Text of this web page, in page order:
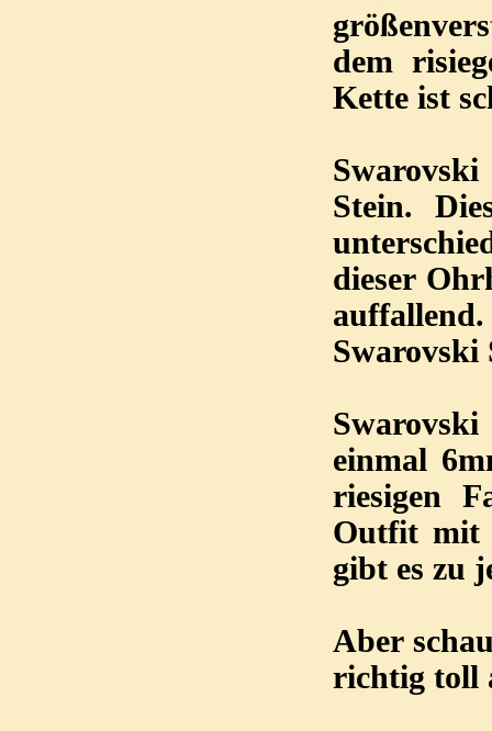
dem
Kette ist
Stein.
dieser
Swarovski
Swarovski
einmal
riesigen
Outfit mit
gibt es zu
Aber
richtig toll